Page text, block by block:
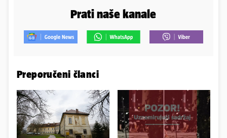
Prati naše kanale
Preporučeni članci